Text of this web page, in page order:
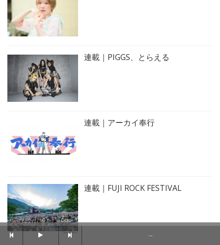
連載｜PIGGS、とらえる
連載｜アーカイ奉行
連載｜FUJI ROCK FESTIVAL
--